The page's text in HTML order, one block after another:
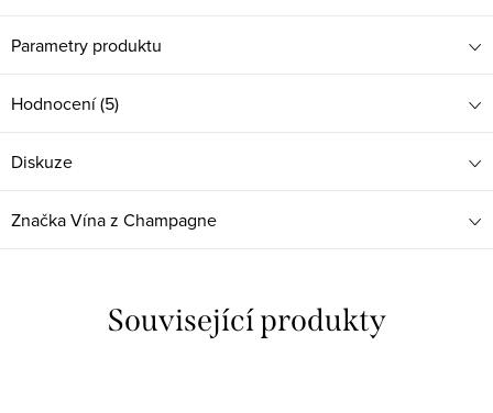
Parametry produktu
Hodnocení (5)
Diskuze
ZnačkaVína z Champagne
Související produkty